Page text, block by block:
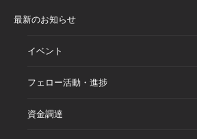
最新のお知らせ
イベント
フェロー活動・進捗
資金調達